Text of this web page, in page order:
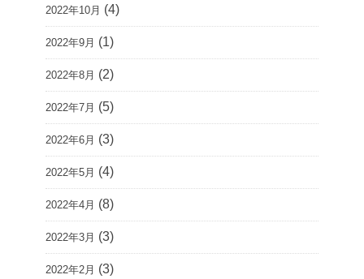
2022年10月 (4)
2022年9月 (1)
2022年8月 (2)
2022年7月 (5)
2022年6月 (3)
2022年5月 (4)
2022年4月 (8)
2022年3月 (3)
2022年2月 (3)